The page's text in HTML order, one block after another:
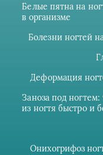
Белые пятна на
в организме
Болезни ногтей
Деформация
Заноза под ногтем:
из ногтя быстро и
Онихогрифоз